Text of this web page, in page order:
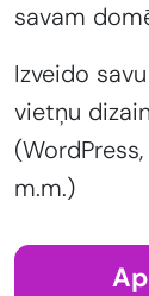
savam
Izveido
vietņu
m.m.)